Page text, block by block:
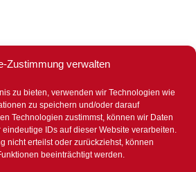
Zustimmung verwalten
zu bieten, verwenden wir Technologien wie
zu speichern und/oder darauf
Technologien zustimmst, können wir Daten
IDs auf dieser Website verarbeiten.
nicht erteilst oder zurückziehst, können
beeinträchtigt werden.
Sicherheit bereit –
Jahr – 24 Stunden –
und bei Nacht.